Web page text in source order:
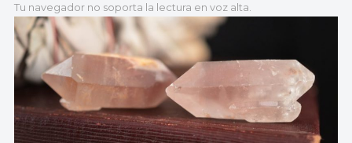
Tu navegador no soporta la lectura en voz alta.